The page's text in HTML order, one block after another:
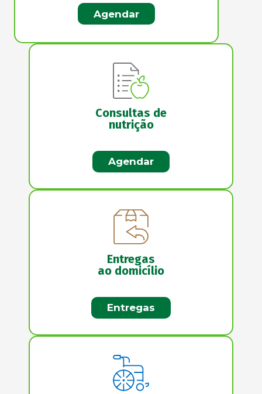
Agendar
Consultas de
nutrição
Agendar
Entregas
ao domicílio
Entregas